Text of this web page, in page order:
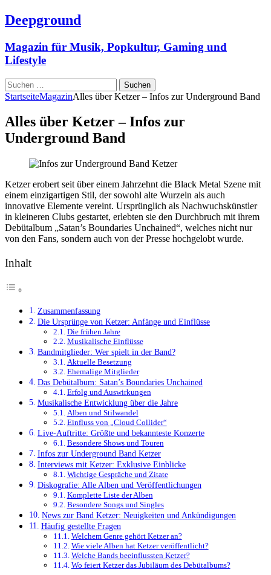
Deepground
Magazin für Musik, Popkultur, Gaming und
Lifestyle
Suchen
nach:
StartseiteMagazinAlles über Ketzer – Infos zur Underground Band
Alles über Ketzer – Infos zur
Underground Band
Ketzer erobert seit über einem Jahrzehnt die Black Metal Szene mit
einem einzigartigen Stil, der sowohl alte Wurzeln als auch
innovative Elemente vereint. Ursprünglich als Nachwuchskünstler
in kleineren Clubs gestartet, erlebten sie den Durchbruch mit ihrem
Debütalbum „Satan’s Boundaries Unchained“, welches nicht nur
von den Fans, sondern auch von der Presse hochgelobt wurde.
Inhalt
Zusammenfassung
Die Ursprünge von Ketzer: Anfänge und Einflüsse
Die frühen Jahre
Musikalische Einflüsse
Bandmitglieder: Wer spielt in der Band?
Aktuelle Besetzung
Ehemalige Mitglieder
Das Debütalbum: Satan’s Boundaries Unchained
Erfolg und Auswirkungen
Musikalische Entwicklung über die Jahre
Alben und Stilwandel
Einfluss von „Cloud Collider“
Live-Auftritte: Größte und bekannteste Konzerte
Besondere Shows und Touren
Infos zur Underground Band Ketzer
Interviews mit Ketzer: Exklusive Einblicke
Wichtige Gespräche und Zitate
Diskografie: Alle Alben und Veröffentlichungen
Komplette Liste der Alben
Besondere Songs und Singles
News zur Band Ketzer: Neuigkeiten und Ankündigungen
Häufig gestellte Fragen
Welchem Genre gehört Ketzer an?
Wie viele Alben hat Ketzer veröffentlicht?
Welche Bands beeinflussten Ketzer?
Wo feiert Ketzer das Jubiläum des Debütalbums?